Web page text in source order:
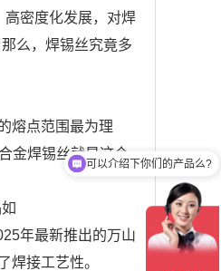
密度化发展，对焊
么，焊锡丝究竟多
熔点范围最为理
金焊锡丝就是这个
年最新推出的万山
接工艺性。
可以介绍下你们的产品么?